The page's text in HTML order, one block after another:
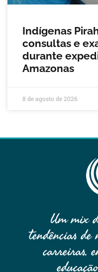
Indígenas
consultas e
durante
Amazonas
8 de agosto de 2026
Um mix
tendências
carreiras,